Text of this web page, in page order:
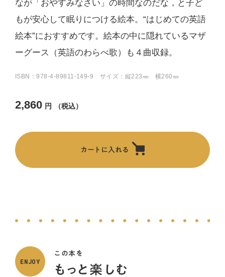
なが「おやすみなさい」の時間なのだな，と子ど
もが安心して眠りにつける絵本。“はじめての英語
絵本”におすすめです。絵本の中に隠れているマザ
ーグース（英語のわらべ歌）も４曲収録。
ISBN：978-4-89811-149-9 サイズ：縦223㎜ 横260㎜
2,860 円 （税込）
カートに入れる
ENJOY
この本を
もっと楽しむ